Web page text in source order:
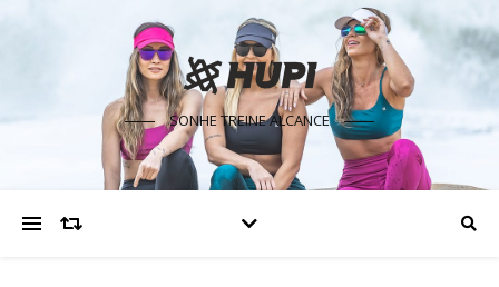
SONHE TREINE ALCANCE